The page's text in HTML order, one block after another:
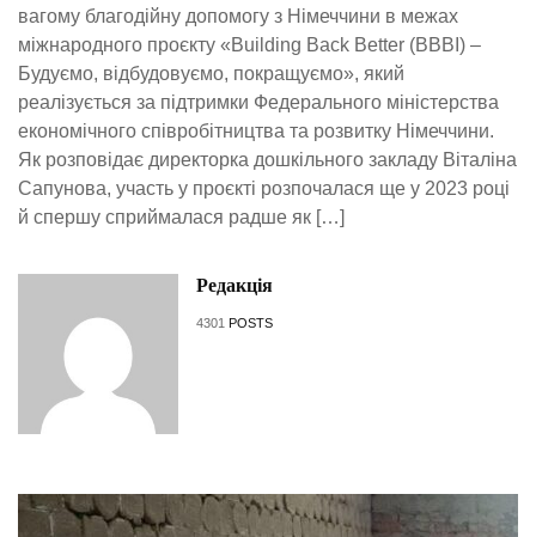
вагому благодійну допомогу з Німеччини в межах
міжнародного проєкту «Building Back Better (BBBI) –
Будуємо, відбудовуємо, покращуємо», який
реалізується за підтримки Федерального міністерства
економічного співробітництва та розвитку Німеччини.
Як розповідає директорка дошкільного закладу Віталіна
Сапунова, участь у проєкті розпочалася ще у 2023 році
й спершу сприймалася радше як […]
Редакція
4301 POSTS